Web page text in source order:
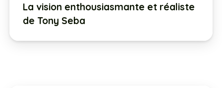
La vision enthousiasmante et réaliste
de Tony Seba